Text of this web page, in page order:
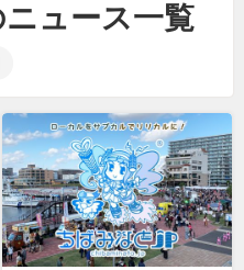
ュース一覧